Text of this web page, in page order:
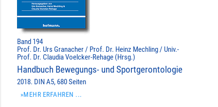
Band 194
Prof. Dr. Urs Granacher / Prof. Dr. Heinz Mechling / Univ.-
Prof. Dr. Claudia Voelcker-Rehage (Hrsg.)
Handbuch Bewegungs- und Sportgerontologie
2018. DIN A5, 680 Seiten
»MEHR ERFAHREN ...